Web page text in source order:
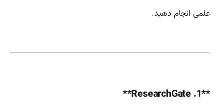
علمی انجام دهید.
**1. ResearchGate**